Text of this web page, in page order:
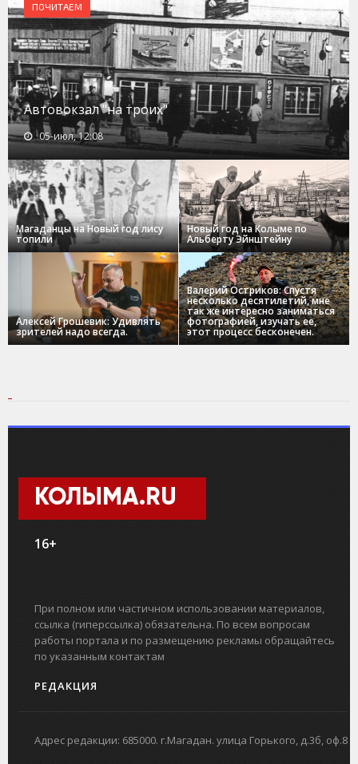
ПОЧИТАЕМ
Автовокзал "на троих"
05-июл, 12:08
Магаданцы на Новый год лису
топили
Новый год на Колыме по
Альберту Эйнштейну
Алексей Грошевик: Удивлять
зрителей надо всегда.
Валерий Остриков: Спустя
несколько десятилетий, мне
так же интересно заниматься
фотографией, изучать ее,
этот процесс бесконечен.
КОЛЫМА.RU
16+
При полном или частичном использовании материалов,
ссылка (гиперссылка) обязательна. По всем вопросам
работы портала и по размещению рекламы обращайтесь
по указанным контактам
РЕДАКЦИЯ
Адрес редакции: 685000. г.Магадан. улица Горького, д.3б, оф.8